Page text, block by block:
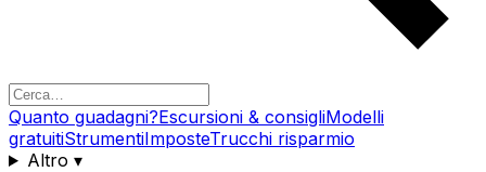
Quanto guadagni?Escursioni & consigliModelli
gratuitiStrumentiImposteTrucchi risparmio
Altro ▾